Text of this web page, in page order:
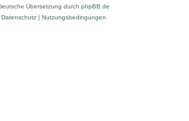
Übersetzung durch phpBB.de
Datenschutz| Nutzungsbedingungen